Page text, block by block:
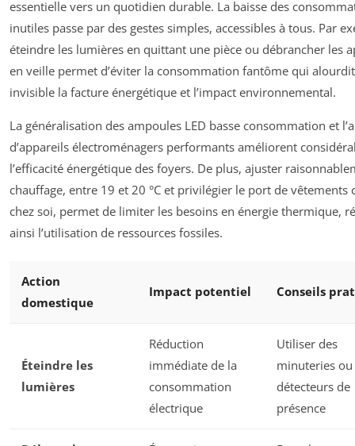
essentielle vers un quotidien durable. La baisse des
inutiles passe par des gestes simples, accessibles à tous. Par
éteindre les lumières en quittant une pièce ou débrancher les
en veille permet d’éviter la consommation fantôme qui
invisible la facture énergétique et l’impact environnemental.
La généralisation des ampoules LED basse consommation et
d’appareils électroménagers performants améliorent
l’efficacité énergétique des foyers. De plus, ajuster
chauffage, entre 19 et 20 °C et privilégier le port de vêtements
chez soi, permet de limiter les besoins en énergie thermique,
ainsi l’utilisation de ressources fossiles.
Action
domestique
Impact potentiel Conseils
Éteindre les
lumières
Réduction
immédiate de la
consommation
électrique
Utiliser des
minuteries ou
détecteurs de
présence